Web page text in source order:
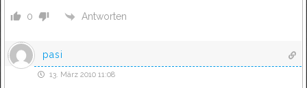
0 Antworten
pasi
13. März 2010 11:08